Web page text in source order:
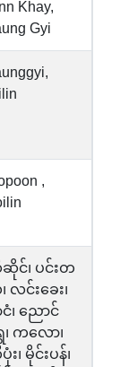
Khay,
Gyi
,
င်၊ ပင်းတ
လင်းခေး၊
ငံ၊ ညောင်
၊ ကလော၊
း၊ မိုင်းပန်၊